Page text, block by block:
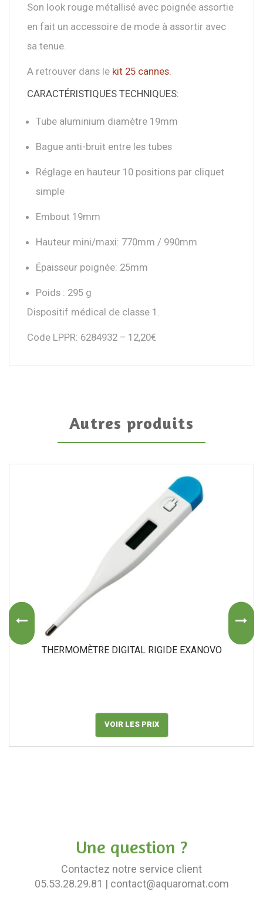
Son look rouge métallisé avec poignée assortie
en fait un accessoire de mode à assortir avec
sa tenue.
A retrouver dans le kit 25 cannes.
CARACTÉRISTIQUES TECHNIQUES:
Tube aluminium diamètre 19mm
Bague anti-bruit entre les tubes
Réglage en hauteur 10 positions par cliquet
simple
Embout 19mm
Hauteur mini/maxi: 770mm / 990mm
Épaisseur poignée: 25mm
Poids : 295 g
Dispositif médical de classe 1.
Code LPPR: 6284932 – 12,20€
Autres produits
THERMOMÈTRE DIGITAL RIGIDE EXANOVO
VOIR LES PRIX
Une question ?
Contactez notre service client
05.53.28.29.81 | contact@aquaromat.com